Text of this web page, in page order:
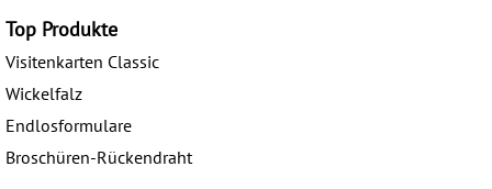
Top Produkte
Visitenkarten Classic
Wickelfalz
Endlosformulare
Broschüren-Rückendraht